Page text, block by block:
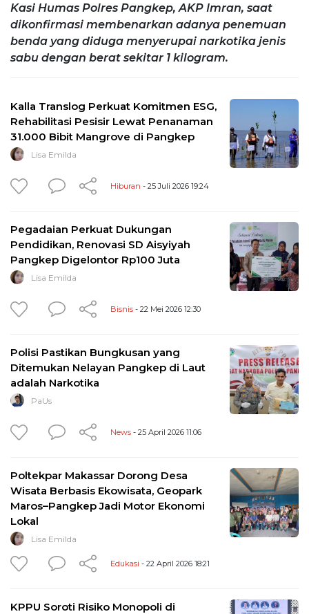
Kasi Humas Polres Pangkep, AKP Imran, saat
dikonfirmasi membenarkan adanya penemuan
benda yang diduga menyerupai narkotika jenis
sabu dengan berat sekitar 1 kilogram.
Kalla Translog Perkuat Komitmen ESG,
Rehabilitasi Pesisir Lewat Penanaman
31.000 Bibit Mangrove di Pangkep
Lisa Emilda
Hiburan - 25 Juli 2026 19:24
Pegadaian Perkuat Dukungan
Pendidikan, Renovasi SD Aisyiyah
Pangkep Digelontor Rp100 Juta
Lisa Emilda
Bisnis - 22 Mei 2026 12:30
Polisi Pastikan Bungkusan yang
Ditemukan Nelayan Pangkep di Laut
adalah Narkotika
PaUs
News - 25 April 2026 11:06
Poltekpar Makassar Dorong Desa
Wisata Berbasis Ekowisata, Geopark
Maros–Pangkep Jadi Motor Ekonomi
Lokal
Lisa Emilda
Edukasi - 22 April 2026 18:21
KPPU Soroti Risiko Monopoli di